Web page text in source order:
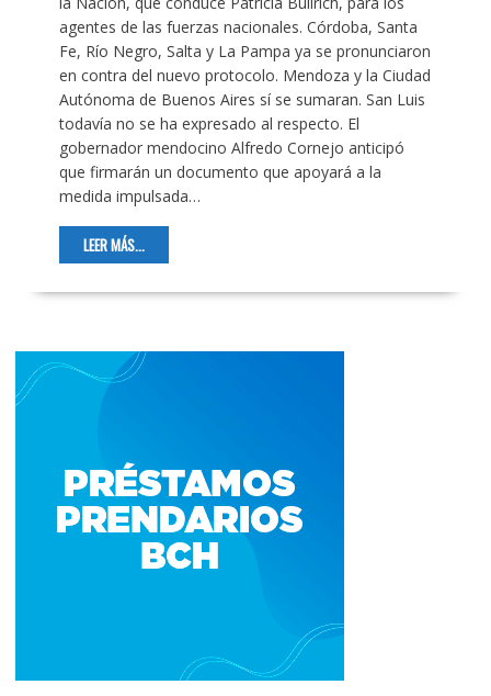
agentes de las fuerzas nacionales. Córdoba, Santa
Fe, Río Negro, Salta y La Pampa ya se pronunciaron
en contra del nuevo protocolo. Mendoza y la Ciudad
Autónoma de Buenos Aires sí se sumaran. San Luis
todavía no se ha expresado al respecto. El
gobernador mendocino Alfredo Cornejo anticipó
que firmarán un documento que apoyará a la
medida impulsada…
LEER MÁS...